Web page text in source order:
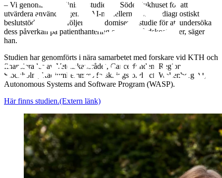
– Vi genomför nu kliniska studier på Södersjukhuset för att
utvärdera användningen av AI-modellerna som ett diagnostiskt
beslutstöd. Därefter följer en randomiserad studie för att undersöka
dess påverkan på patienthantering och sjukvårdskostnader, säger
han.
Studien har genomförts i nära samarbetet med forskare vid KTH och
finansierades av Vetenskapsrådet, Cancerfonden, Region
Stockholm, Radiumhemmets forskningsfond och Wallenberg AI,
Autonomous Systems and Software Program (WASP).
Här finns studien.(Extern länk)